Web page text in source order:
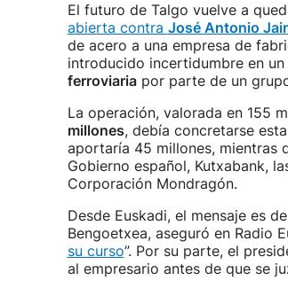
El futuro de Talgo vuelve a
abierta contra José Antonio
de acero a una empresa de
introducido incertidumbre en
ferroviariapor parte de un
La operación, valorada en 155
millones, debía concretarse
aportaría 45 millones, mientras
Gobierno español, Kutxabank,
Corporación Mondragón.
Desde Euskadi, el mensaje es
Bengoetxea, aseguró en Radio
su curso”. Por su parte, el
al empresario antes de que se